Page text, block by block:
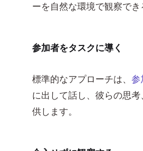
ーを自然な環境で観察で
参加者をタスクに導く
標準的なアプローチは、 参
に出して話し、彼らの思
供します。